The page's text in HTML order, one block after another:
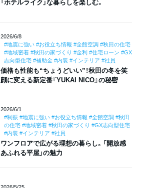
「ホテルライク」な暮らしを楽しむ。
2026/6/8
#地震に強い #お役立ち情報 #全館空調 #秋田の住宅
#地域密着 #秋田の家づくり #金利 #住宅ローン #GX
志向型住宅 #補助金 #内装 #インテリア #社員
価格も性能も“ちょうどいい”！秋田の冬を笑
顔に変える新定番『YUKAI NICO』の秘密
2026/6/1
#制振 #地震に強い #お役立ち情報 #全館空調 #秋田
の住宅 #地域密着 #秋田の家づくり #GX志向型住宅
#内装 #インテリア #社員
ワンフロアで広がる理想の暮らし。「開放感
あふれる平屋」の魅力